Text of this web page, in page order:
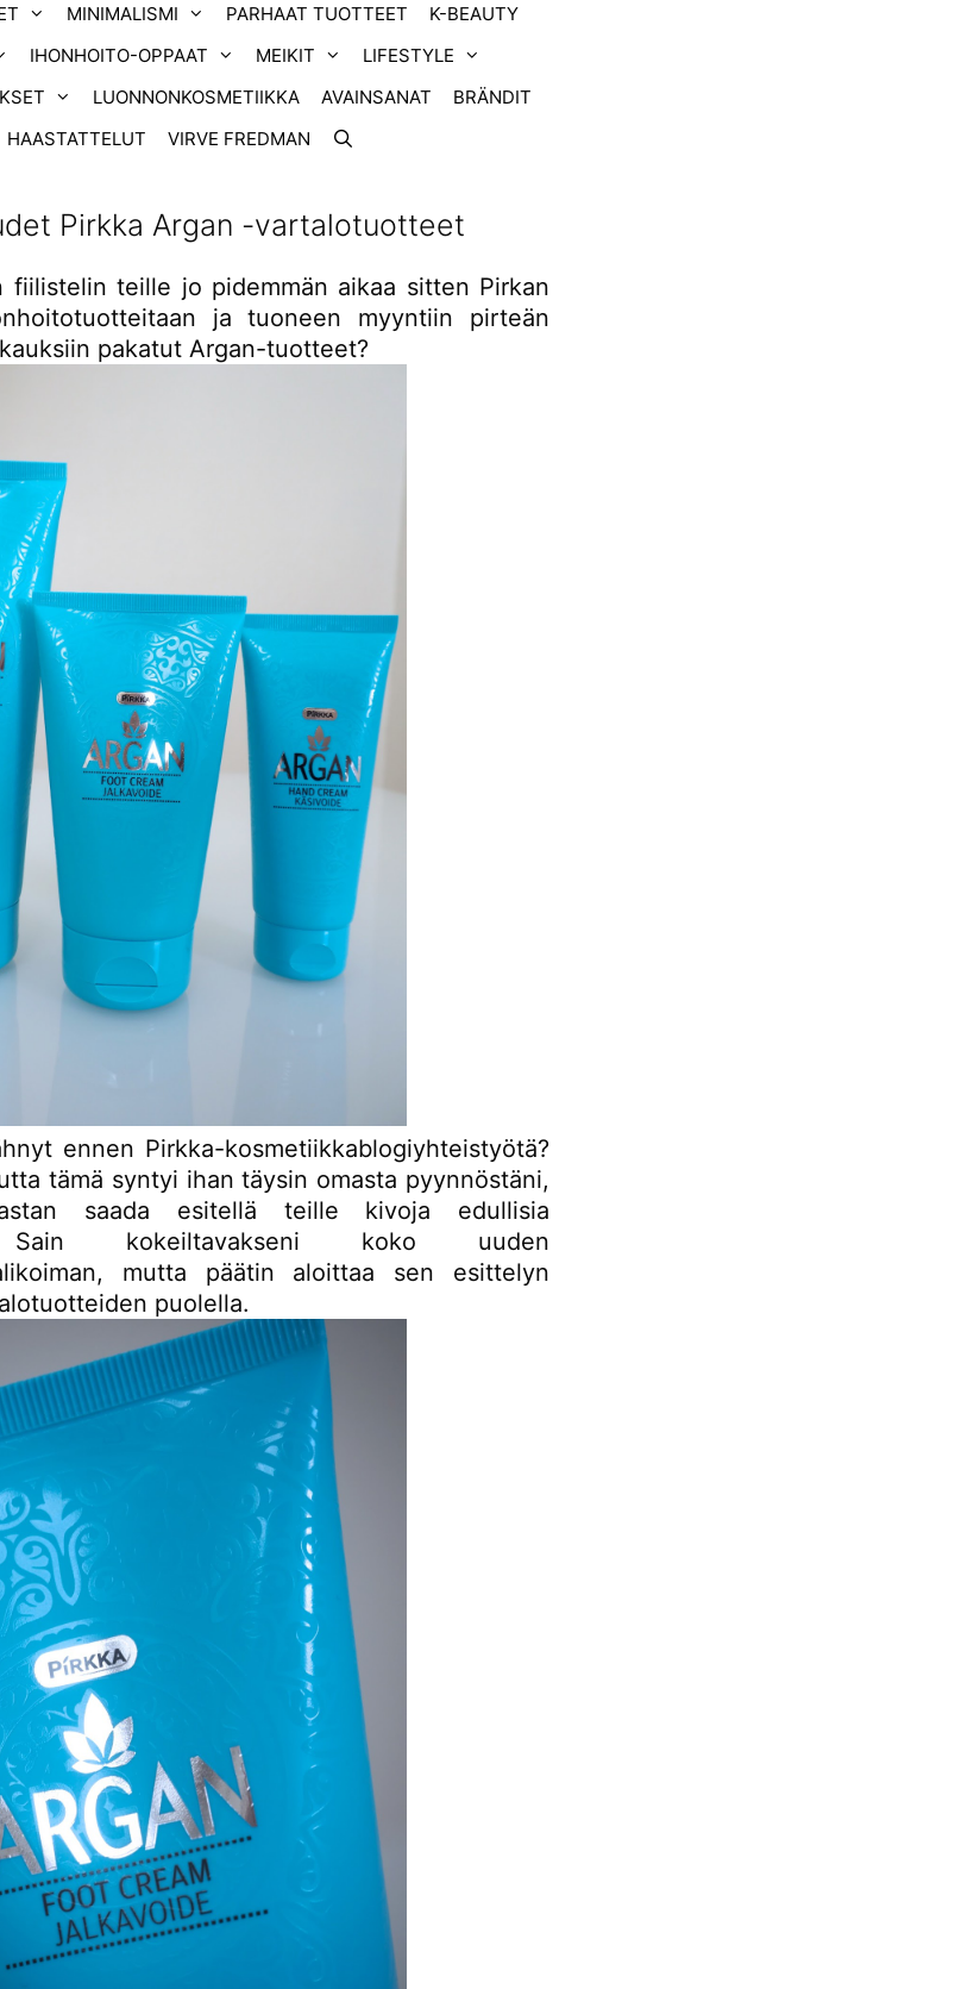
MINIMALISMI PARHAAT TUOTTEET
K-BEAUTY
IHONHOITO-OPPAAT MEIKIT
LIFESTYLE
LUONNONKOSMETIIKKA AVAINSANAT
BRÄNDIT
HAASTATTELUT
VIRVE FREDMAN
Pirkka Argan -vartalotuotteet
fiilistelin teille jo pidemmän aikaa sitten Pirkan
ja tuoneen myyntiin pirteän
pakatut Argan-tuotteet?
ennen Pirkka-kosmetiikkablogiyhteistyötä?
tämä syntyi ihan täysin omasta pyynnöstäni,
saada esitellä teille kivoja edullisia
Sain kokeiltavakseni koko uuden
mutta päätin aloittaa sen esittelyn
puolella.